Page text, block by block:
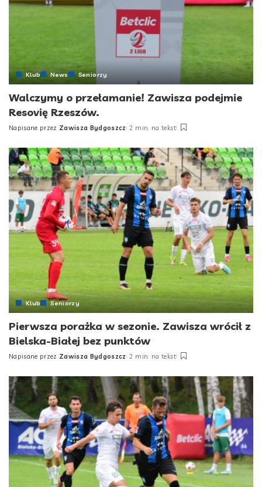
Klub News Seniorzy
Walczymy o przełamanie! Zawisza podejmie
Resovię Rzeszów.
Posted
Napisane przez Zawisza Bydgoszcz 2 min. na tekst
Klub Seniorzy
Pierwsza porażka w sezonie. Zawisza wrócił z
Bielska-Białej bez punktów
Posted
Napisane przez Zawisza Bydgoszcz 2 min. na tekst